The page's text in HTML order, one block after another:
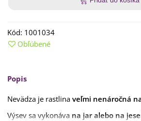
Kód: 1001034
Obľúbené
Popis
Nevädza je rastlina veľmi nenáročná
Výsev sa vykonáva na jar alebo na